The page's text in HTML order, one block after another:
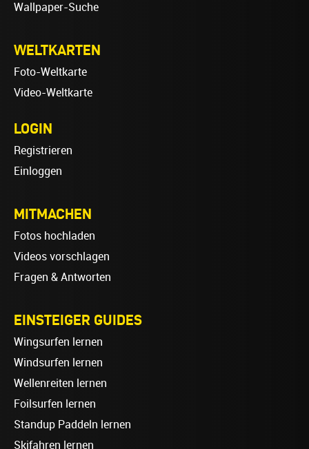
Wallpaper-Suche
WELTKARTEN
Foto-Weltkarte
Video-Weltkarte
LOGIN
Registrieren
Einloggen
MITMACHEN
Fotos hochladen
Videos vorschlagen
Fragen & Antworten
EINSTEIGER GUIDES
Wingsurfen lernen
Windsurfen lernen
Wellenreiten lernen
Foilsurfen lernen
Standup Paddeln lernen
Skifahren lernen